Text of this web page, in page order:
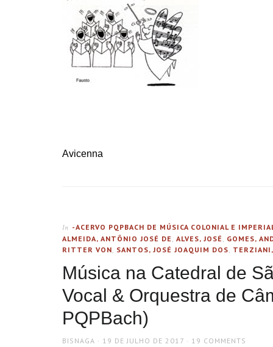
Avicenna
In -ACERVO PQPBACH DE MÚSICA COLONIAL E
ALMEIDA, ANTÔNIO JOSÉ DE , ALVES, JOSÉ , GOMES,
RITTER VON, SANTOS, JOSÉ JOAQUIM DOS,
Música na Catedral de
Vocal & Orquestra de
PQPBach)
AUTHOR
BISNAGA
POSTED
19 DE JULHO DE 2017 19 COMMENTS